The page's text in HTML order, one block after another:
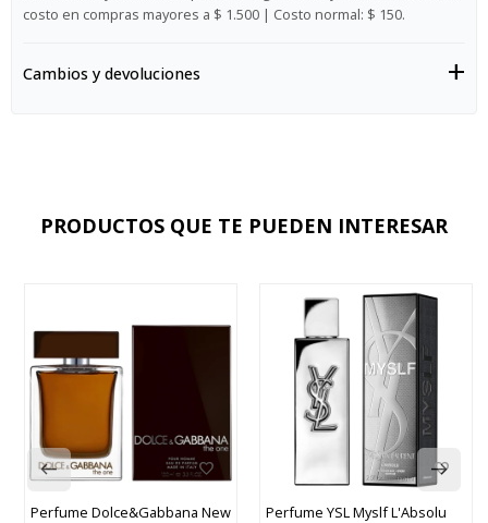
costo en compras mayores a $ 1.500 | Costo normal: $ 150.
Cambios y devoluciones
PRODUCTOS QUE TE PUEDEN INTERESAR
Perfume Dolce&Gabbana New
Perfume YSL Myslf L'Absolu